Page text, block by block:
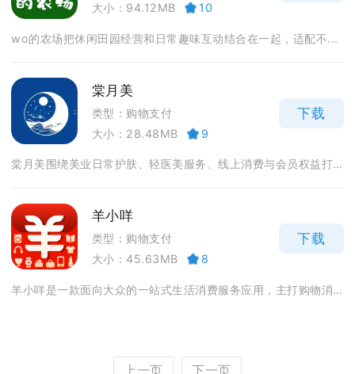
大小：94.12MB
10
wo的农场把休闲田园经营和日常趣味互动结合在一起，适配不...
棠月美
类型：购物支付
大小：28.48MB
9
下载
棠月美围绕美业日常护肤、轻医美服务、线上消费与会员权益打...
羊小咩
类型：购物支付
大小：45.63MB
8
下载
羊小咩是一款面向大众的一站式生活消费服务应用，主打购物消...
上一页 下一页